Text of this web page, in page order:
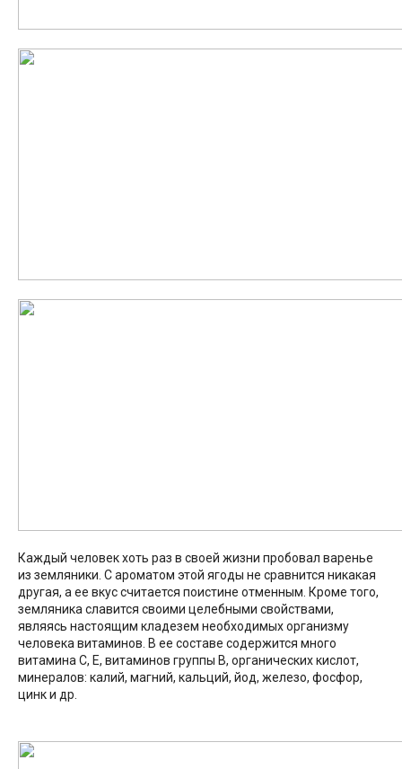
Каждый человек хоть раз в своей жизни пробовал варенье
из земляники. С ароматом этой ягоды не сравнится никакая
другая, а ее вкус считается поистине отменным. Кроме того,
земляника славится своими целебными свойствами,
являясь настоящим кладезем необходимых организму
человека витаминов. В ее составе содержится много
витамина С, Е, витаминов группы В, органических кислот,
минералов: калий, магний, кальций, йод, железо, фосфор,
цинк и др.